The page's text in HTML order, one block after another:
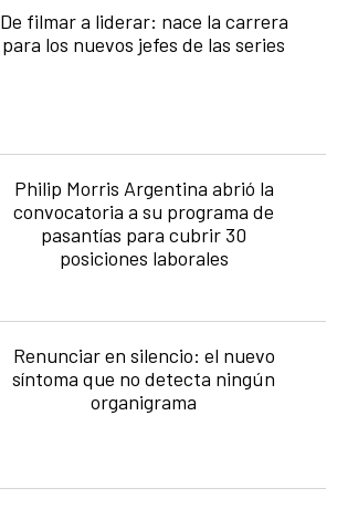
De filmar a liderar: nace la carrera
para los nuevos jefes de las series
Philip Morris Argentina abrió la
convocatoria a su programa de
pasantías para cubrir 30
posiciones laborales
Renunciar en silencio: el nuevo
síntoma que no detecta ningún
organigrama